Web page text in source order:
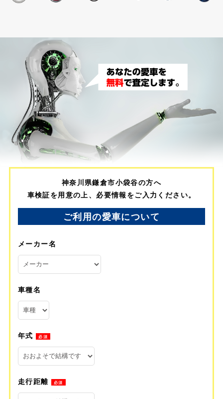
神奈川県鎌倉市小袋谷の方へ
車検証を用意の上、必要情報をご入力ください。
ご利用の愛車について
メーカー名
車種名
年式 必須
走行距離 必須